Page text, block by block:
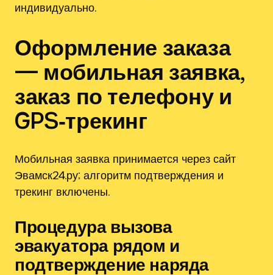
индивидуально.
Оформление заказа
— мобильная заявка,
заказ по телефону и
GPS‑трекинг
Мобильная заявка принимается через сайт
Эвамск24.ру; алгоритм подтверждения и
трекинг включены.
Процедура вызова
эвакуатора рядом и
подтверждение наряда